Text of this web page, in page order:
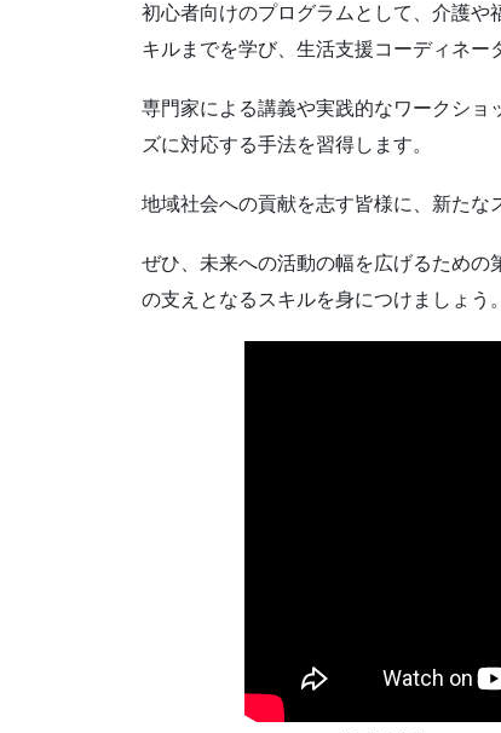
初心者向けのプログラムとして、介護や
キルまでを学び、生活支援コーディネー
専門家による講義や実践的なワークシ
ズに対応する手法を習得します。
地域社会への貢献を志す皆様に、新たな
ぜひ、未来への活動の幅を広げるため
の支えとなるスキルを身につけましょう